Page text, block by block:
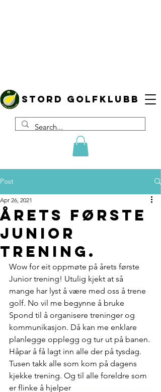
Stord golfklubb
Post
Årets første
junior
trening.
Apr 26, 2021
Wow for eit oppmøte på årets første
Junior trening! Utulig kjekt at så
mange har lyst å være med oss å trene
golf. No vil me begynne å bruke
Spond til å organisere treninger og
kommunikasjon. Då kan me enklare
planlegge opplegg og tur ut på banen.
Håpar å få lagt inn alle der på tysdag.
Tusen takk alle som kom på dagens
kjekke trening. Og til alle foreldre som
er flinke å hjelper